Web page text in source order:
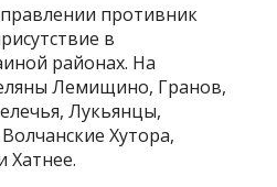
противник
в
районах. На
Лемищино, Гранов,
Лукьянцы,
Хутора,
Хатнее.